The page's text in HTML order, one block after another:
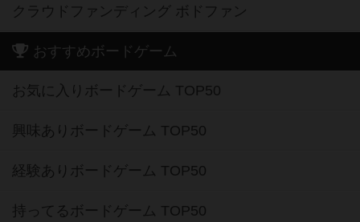
クラウドファンディング ボドファン
おすすめボードゲーム
お気に入りボードゲーム TOP50
興味ありボードゲーム TOP50
経験ありボードゲーム TOP50
持ってるボードゲーム TOP50